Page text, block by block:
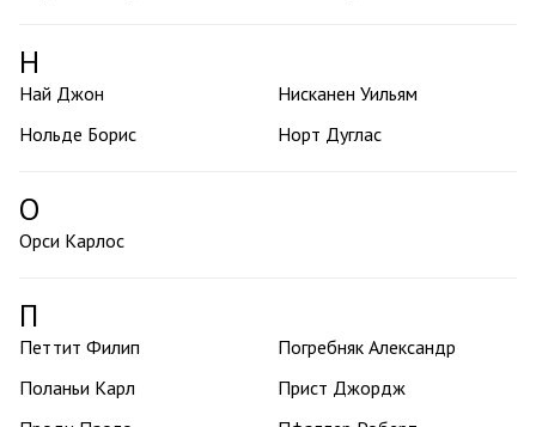
Н
Най Джон
Нисканен Уильям
Нольде Борис
Норт Дуглас
О
Орси Карлос
П
Петтит Филип
Погребняк Александр
Поланьи Карл
Прист Джордж